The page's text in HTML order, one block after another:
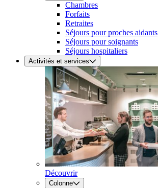
Chambres
Forfaits
Retraites
Séjours pour proches aidants
Séjours pour soignants
Séjours hospitaliers
Activités et services
Découvrir
Colonne